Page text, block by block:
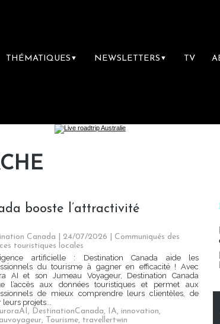
THÉMATIQUES ▼ NEWSLETTERS ▼ TV
booste l’attractivité
Canada | 24/07/2026
Communiqués des
touristiques locales
artificielle : Destination Canada aide les
du tourisme à gagner en efficacité ! Avec
AI et son Jumeau Voyageur, Destination Canada
l’accès aux données touristiques et permet aux
de mieux comprendre leurs clientèles, de
leurs projets...
, DestinationCanada, IA, innovation,
, Tourisme, travellertwin